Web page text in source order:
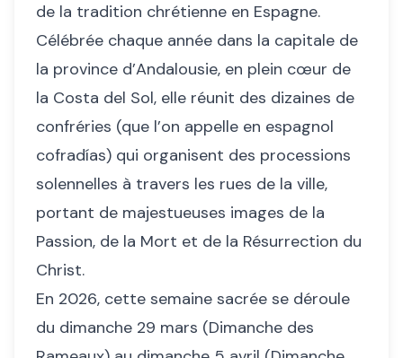
de la tradition chrétienne en Espagne.
Célébrée chaque année dans la capitale de
la province d’Andalousie, en plein cœur de
la Costa del Sol, elle réunit des dizaines de
confréries (que l’on appelle en espagnol
cofradías) qui organisent des processions
solennelles à travers les rues de la ville,
portant de majestueuses images de la
Passion, de la Mort et de la Résurrection du
Christ.
En 2026, cette semaine sacrée se déroule
du dimanche 29 mars (Dimanche des